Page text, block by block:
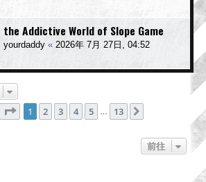
the Addictive World of Slope Game
yourdaddy « 2026年 7月 27日, 04:52
第 1 頁 (共13 頁)
1 2 3 4 5 13
前往